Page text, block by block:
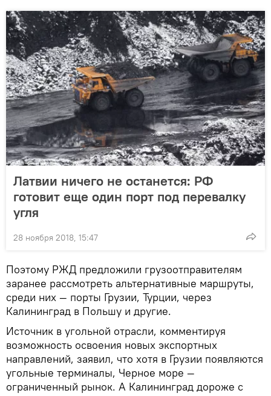
Латвии ничего не останется: РФ
готовит еще один порт под перевалку
угля
28 ноября 2018, 15:47
Поэтому РЖД предложили грузоотправителям
заранее рассмотреть альтернативные маршруты,
среди них — порты Грузии, Турции, через
Калининград в Польшу и другие.
Источник в угольной отрасли, комментируя
возможность освоения новых экспортных
направлений, заявил, что хотя в Грузии появляются
угольные терминалы, Черное море —
ограниченный рынок. А Калининград дороже с